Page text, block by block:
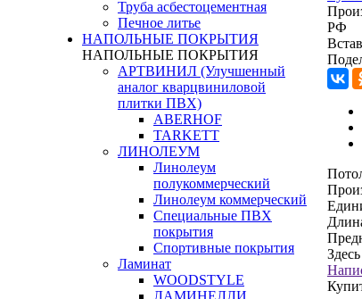
Труба асбестоцементная
Печное литье
НАПОЛЬНЫЕ ПОКРЫТИЯ
НАПОЛЬНЫЕ ПОКРЫТИЯ
АРТВИНИЛ (Улучшенный
аналог кварцвиниловой
плитки ПВХ)
ABERHOF
TARKETT
ЛИНОЛЕУМ
Линолеум
полукоммерческий
Линолеум коммерческий
Специальные ПВХ
покрытия
Спортивные покрытия
Ламинат
WOODSTYLE
ЛАМИНЕЛЛИ
РФ